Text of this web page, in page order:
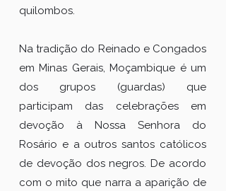
quilombos.
Na tradição do Reinado e Congados
em Minas Gerais, Moçambique é um
dos grupos (guardas) que
participam das celebrações em
devoção à Nossa Senhora do
Rosário e a outros santos católicos
de devoção dos negros. De acordo
com o mito que narra a aparição de